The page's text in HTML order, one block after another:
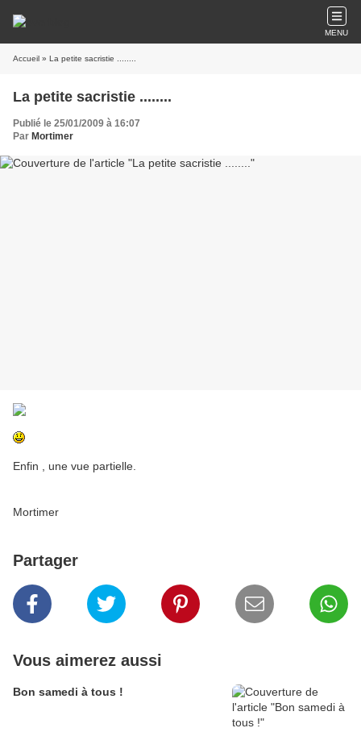
MENU
Accueil » La petite sacristie ........
La petite sacristie ........
Publié le 25/01/2009 à 16:07
Par Mortimer
Enfin , une vue partielle.
Mortimer
Partager
Vous aimerez aussi
Bon samedi à tous !